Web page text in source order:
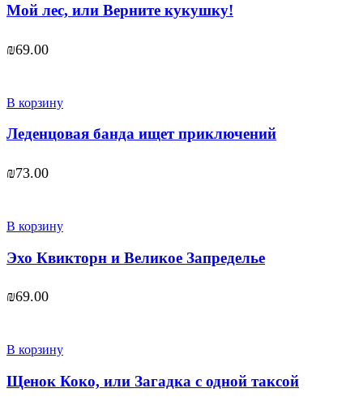
Мой лес, или Верните кукушку!
₪69.00
В корзину
Леденцовая банда ищет приключений
₪73.00
В корзину
Эхо Квикторн и Великое Запределье
₪69.00
В корзину
Щенок Коко, или Загадка с одной таксой